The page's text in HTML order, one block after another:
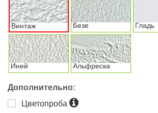
Винтаж Безе Гладь
Иней Альфреска
Дополнительно:
Цветопроба